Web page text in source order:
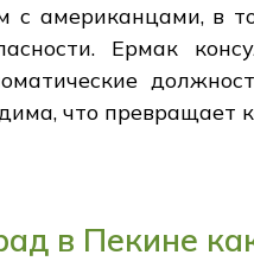
с американцами, в
Ермак
что превращает
в Пекине